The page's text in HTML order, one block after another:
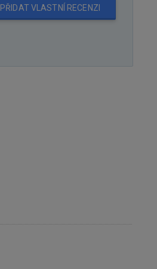
PŘIDAT VLASTNÍ RECENZI